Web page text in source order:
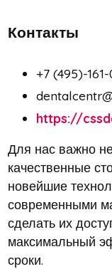
Контакты
+7 (495)-
https://
Для нас важно
качественные
новейшие
современными
сделать их
максимальный
сроки.